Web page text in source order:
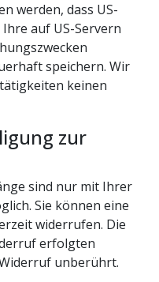
werden, dass US-
auf US-Servern
speichern. Wir
keinen
zur
sind nur mit Ihrer
Sie können eine
widerrufen. Die
erfolgten
unberührt.